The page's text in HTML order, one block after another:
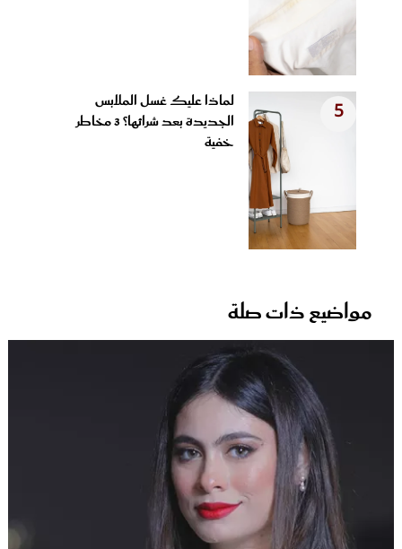
5
لماذا عليك غسل الملابس
الجديدة بعد شرائها؟ 3 مخاطر
خفية
مواضيع ذات صلة